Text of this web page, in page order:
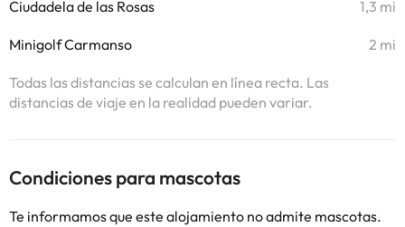
Ciudadela de las Rosas 1,3 mi
Minigolf Carmanso 2 mi
Todas las distancias se calculan en línea recta. Las
distancias de viaje en la realidad pueden variar.
Condiciones para mascotas
Te informamos que este alojamiento no admite mascotas.